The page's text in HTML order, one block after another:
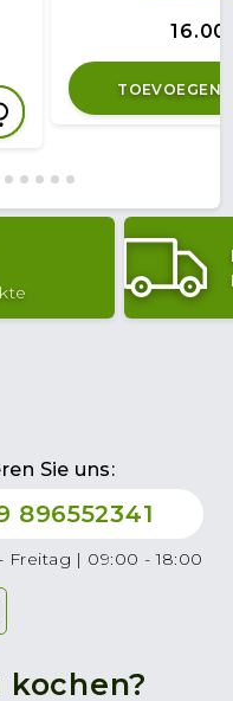
16.00
TOEVOEGEN
Sie uns:
896552341
Freitag | 09:00 - 18:00
kochen?